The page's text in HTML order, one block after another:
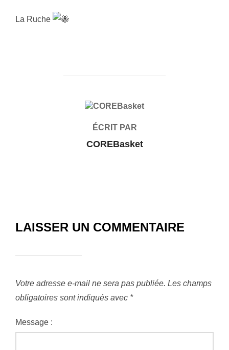
La Ruche
AUTEUR DE LA PUBLICATION
ÉCRIT PAR
COREBasket
LAISSER UN COMMENTAIRE
Votre adresse e-mail ne sera pas publiée. Les champs
obligatoires sont indiqués avec *
Message :